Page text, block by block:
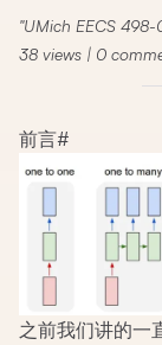
UMich EECS
38 views | 0
前言#
之前我们讲的一